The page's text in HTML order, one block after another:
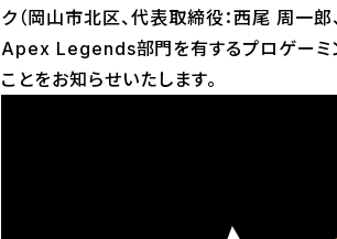
ク（岡山市北区、代表取締役：西尾 周一
Apex Legends部門を有するプロゲーミン
ことをお知らせいたします。